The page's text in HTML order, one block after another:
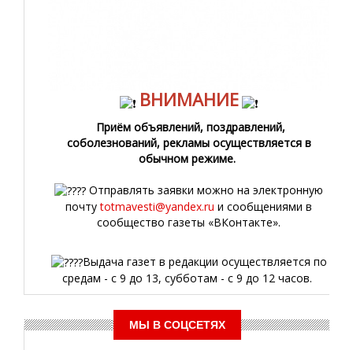
ВНИМАНИЕ
Приём объявлений, поздравлений,
соболезнований, рекламы осуществляется в
обычном режиме.
Отправлять заявки можно на электронную
почтуtotmavesti@yandex.ru и сообщениями в
сообщество газеты «ВКонтакте».
Выдача газет в редакции осуществляется по
средам - с 9 до 13, субботам - с 9 до 12 часов.
МЫ В СОЦСЕТЯХ